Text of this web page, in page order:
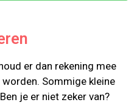
er dan rekening mee
Sommige kleine
je er niet zeker van?